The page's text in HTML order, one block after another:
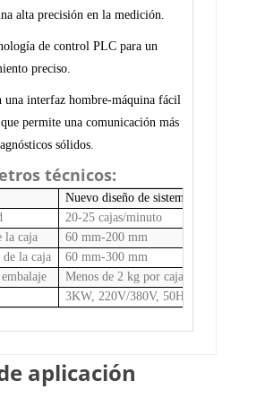
alta precisión en la medición.
de control PLC para un
preciso.
una interfaz hombre-máquina fácil
permite una comunicación más
sólidos.
técnicos:
Nuevo diseño de sistema de llenado de
20-25 cajas/minuto
la caja
60 mm-200 mm
la caja
60 mm-300 mm
Menos de 2 kg por caja
3KW, 220V/380V, 50Hz/60Hz
aplicación